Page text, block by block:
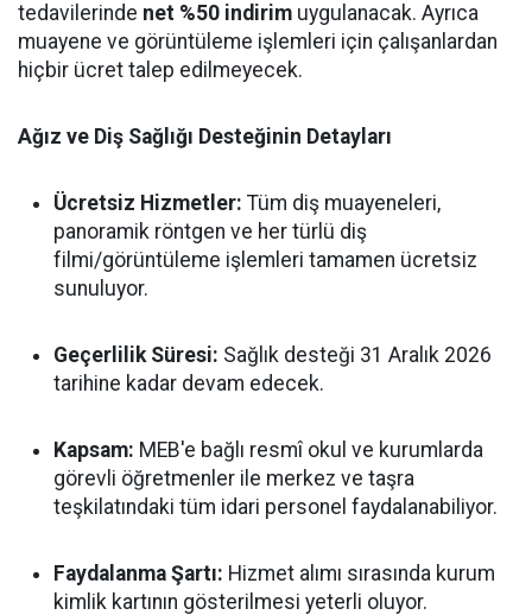
tedavilerinde net %50 indirim uygulanacak. Ayrıca
muayene ve görüntüleme işlemleri için çalışanlardan
hiçbir ücret talep edilmeyecek.
Ağız ve Diş Sağlığı Desteğinin Detayları
Ücretsiz Hizmetler: Tüm diş muayeneleri,
panoramik röntgen ve her türlü diş
filmi/görüntüleme işlemleri tamamen ücretsiz
sunuluyor.
Geçerlilik Süresi: Sağlık desteği 31 Aralık 2026
tarihine kadar devam edecek.
Kapsam: MEB'e bağlı resmî okul ve kurumlarda
görevli öğretmenler ile merkez ve taşra
teşkilatındaki tüm idari personel faydalanabiliyor.
Faydalanma Şartı: Hizmet alımı sırasında kurum
kimlik kartının gösterilmesi yeterli oluyor.